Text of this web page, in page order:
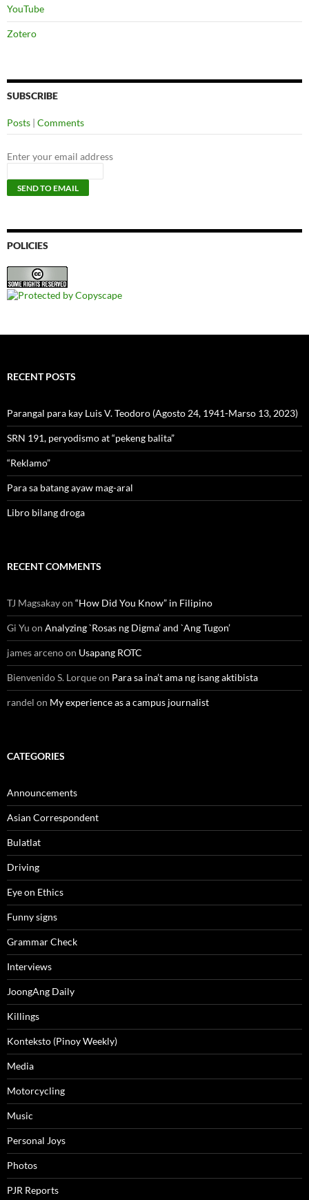
YouTube
Zotero
SUBSCRIBE
Posts | Comments
Enter your email address
POLICIES
RECENT POSTS
Parangal para kay Luis V. Teodoro (Agosto 24, 1941-Marso 13, 2023)
SRN 191, peryodismo at “pekeng balita”
“Reklamo”
Para sa batang ayaw mag-aral
Libro bilang droga
RECENT COMMENTS
TJ Magsakayon “How Did You Know” in Filipino
Gi Yu on Analyzing `Rosas ng Digma’ and `Ang Tugon’
james arcenoon Usapang ROTC
Bienvenido S. Lorqueon Para sa ina’t ama ng isang aktibista
randel on My experience as a campus journalist
CATEGORIES
Announcements
Asian Correspondent
Bulatlat
Driving
Eye on Ethics
Funny signs
Grammar Check
Interviews
JoongAng Daily
Killings
Konteksto (Pinoy Weekly)
Media
Motorcycling
Music
Personal Joys
Photos
PJR Reports